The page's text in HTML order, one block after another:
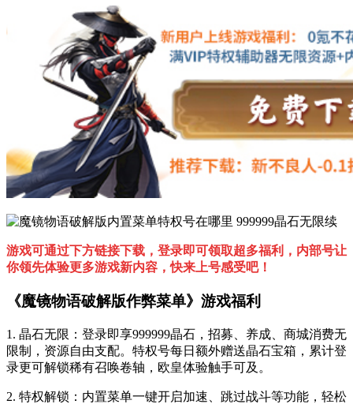
游戏可通过下方链接下载，登录即可领取超多福利，内部号让
你领先体验更多游戏新内容，快来上号感受吧！
《魔镜物语破解版作弊菜单》游戏福利
1. 晶石无限：登录即享999999晶石，招募、养成、商城消费无
限制，资源自由支配。特权号每日额外赠送晶石宝箱，累计登
录更可解锁稀有召唤卷轴，欧皇体验触手可及。
2. 特权解锁：内置菜单一键开启加速、跳过战斗等功能，轻松